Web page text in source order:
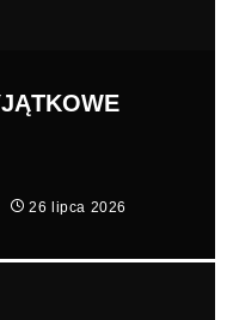
26 lipca 2026